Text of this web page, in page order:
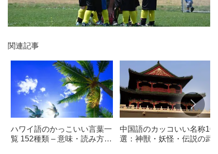
関連記事
ハワイ語のかっこいい言葉一
覧 152種類 – 意味・読み方付
中国語のカッコいい名称100
選：神獣・妖怪・伝説の武